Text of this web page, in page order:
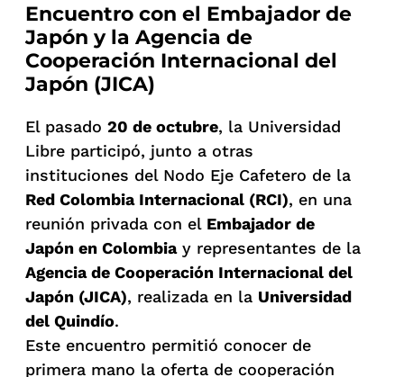
Encuentro con el Embajador de
Japón y la Agencia de
Cooperación Internacional del
Japón (JICA)
El pasado 20 de octubre, la Universidad
Libre participó, junto a otras
instituciones del Nodo Eje Cafetero de la
Red Colombia Internacional (RCI), en una
reunión privada con el Embajador de
Japón en Colombiay representantes de la
Agencia de Cooperación Internacional del
Japón (JICA), realizada en la Universidad
del Quindío.
Este encuentro permitió conocer de
primera mano la oferta de cooperación